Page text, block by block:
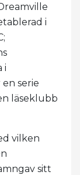
i
i
en serie
läseklubb
vilken
sitt